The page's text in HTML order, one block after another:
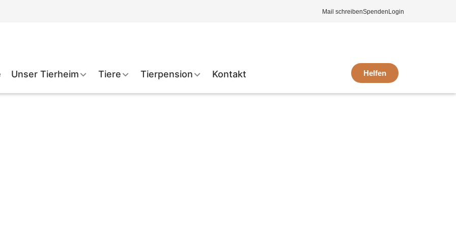
Mail schreibenSpenden Login
Unser Tierheim Tiere Tierpension Kontakt Helfen